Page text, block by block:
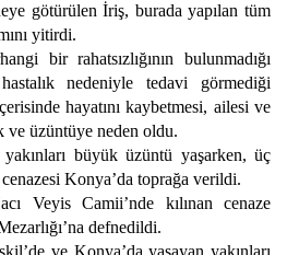
götürülen İriş, burada yapılan tüm
yitirdi.
bir rahatsızlığının bulunmadığı
nedeniyle tedavi görmediği
hayatını kaybetmesi, ailesi ve
üzüntüye neden oldu.
büyük üzüntü yaşarken, üç
Konya’da toprağa verildi.
Veyis Camii’nde kılınan cenaze
defnedildi.